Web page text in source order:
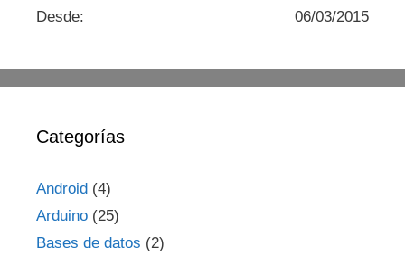
06/03/2015
Desde:
Categorías
Android (4)
Arduino (25)
Bases de datos (2)